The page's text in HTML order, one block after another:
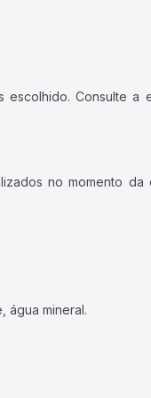
Consulte a
no momento
água mineral.